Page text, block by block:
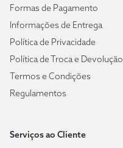
Formas de Pagamento
Informações de Entrega
Política de Privacidade
Política de Troca e Devolução
Termos e Condições
Regulamentos
Serviços ao Cliente